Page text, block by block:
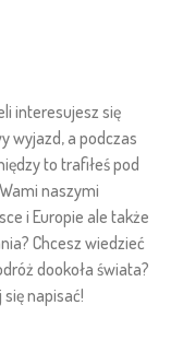
interesujesz się
wyjazd, a podczas
to trafiłeś pod
naszymi
i Europie ale także
Chcesz wiedzieć
dookoła świata?
się napisać!